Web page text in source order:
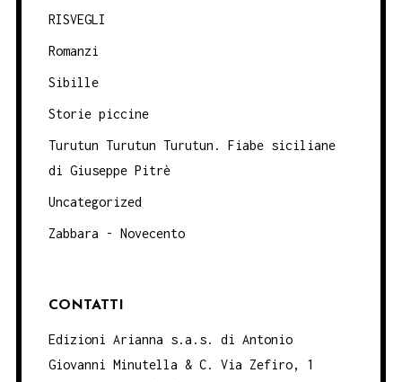
RISVEGLI
Romanzi
Sibille
Storie piccine
Turutun Turutun Turutun. Fiabe siciliane
di Giuseppe Pitrè
Uncategorized
Zabbara - Novecento
CONTATTI
Edizioni Arianna s.a.s. di Antonio
Giovanni Minutella & C. Via Zefiro, 1